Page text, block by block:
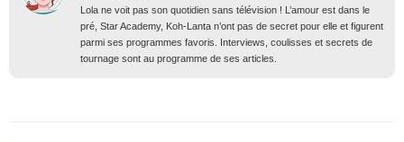
Lola ne voit pas son quotidien sans télévision ! L’amour est dans le
pré, Star Academy, Koh-Lanta n’ont pas de secret pour elle et figurent
parmi ses programmes favoris. Interviews, coulisses et secrets de
tournage sont au programme de ses articles.